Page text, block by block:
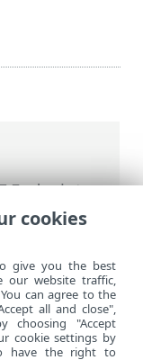
Endpoint
>
cookies
give you the best
our website traffic,
can agree to the
all and close",
choosing "Accept
cookie settings by
have the right to